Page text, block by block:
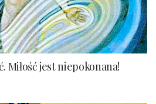
Miłość jest niepokonana!